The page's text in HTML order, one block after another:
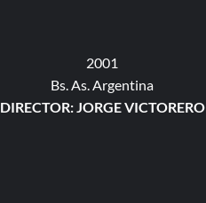
2001
Bs. As. Argentina
DIRECTOR: JORGE VICTORERO